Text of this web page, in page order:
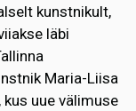
kunstnikult,
läbi
Maria-Liisa
uue välimuse